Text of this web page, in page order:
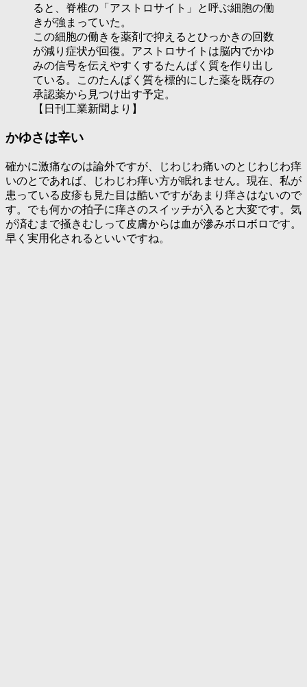
ると、脊椎の「アストロサイト」と呼ぶ細胞の働
きが強まっていた。
この細胞の働きを薬剤で抑えるとひっかきの回数
が減り症状が回復。アストロサイトは脳内でかゆ
みの信号を伝えやすくするたんぱく質を作り出し
ている。このたんぱく質を標的にした薬を既存の
承認薬から見つけ出す予定。
【日刊工業新聞より】
かゆさは辛い
確かに激痛なのは論外ですが、じわじわ痛いのとじわじわ痒
いのとであれば、じわじわ痒い方が眠れません。現在、私が
患っている皮疹も見た目は酷いですがあまり痒さはないので
す。でも何かの拍子に痒さのスイッチが入ると大変です。気
が済むまで掻きむしって皮膚からは血が滲みボロボロです。
早く実用化されるといいですね。